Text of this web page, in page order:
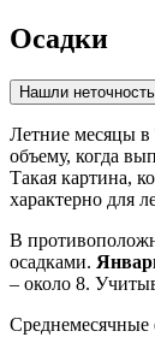
Осадки
Нашли
Летние месяцы в
объему, когда
Такая картина,
характерно для
В
осадками.
– около 8.
Среднемесячные